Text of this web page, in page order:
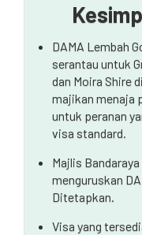
Bagaimanakah
Apakah konsesi
Apakah
Penilaian
Soalan yang
Kesimpulan
DAMA Lembah
serantau untuk
dan Moira Shire
majikan menaja
untuk peranan
visa standard.
Majlis
menguruskan
Ditetapkan.
Visa yang